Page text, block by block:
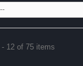
--
12 of 75 items